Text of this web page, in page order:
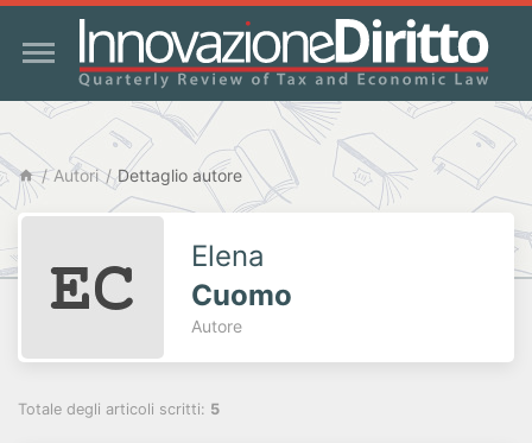
Autori Dettaglio autore
Elena
Cuomo
Autore
Totale degli articoli scritti: 5